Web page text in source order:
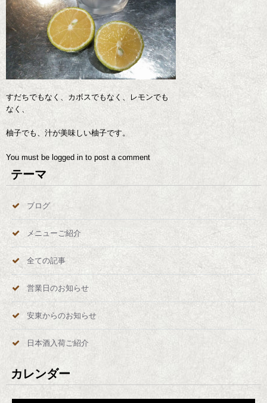
すだちでもなく、カボスでもなく、レモンでも
なく、
柚子でも、汁が美味しい柚子です。
You must be logged in to post a comment
テーマ
ブログ
メニューご紹介
全ての記事
営業日のお知らせ
安東からのお知らせ
日本酒入荷ご紹介
カレンダー